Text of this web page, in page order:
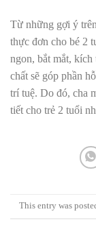
Từ những gợi ý
thực đơn cho bé 2
ngon, bắt mắt,
chất sẽ góp phần
trí tuệ. Do đó, cha
tiết cho trẻ 2 tuổi
This entry was